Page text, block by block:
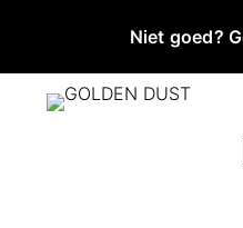
Niet goed?